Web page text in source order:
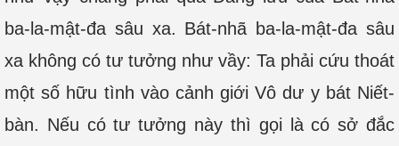
ba-la-mật-đa sâu xa. Bát-nhã ba-la-mật-đa sâu
xa không có tư tưởng như vầy: Ta phải cứu thoát
một số hữu tình vào cảnh giới Vô dư y bát Niết-
bàn. Nếu có tư tưởng này thì gọi là có sở đắc